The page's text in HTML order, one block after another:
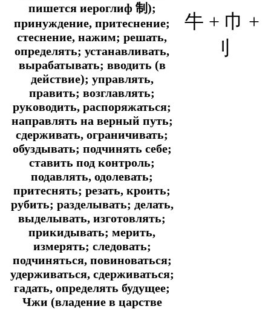
пишется иероглиф 制);
принуждение, притеснение;
стеснение, нажим; решать,
определять; устанавливать,
вырабатывать; вводить (в
действие); управлять,
править; возглавлять;
руководить, распоряжаться;
направлять на верный путь;
сдерживать, ограничивать;
обуздывать; подчинять себе;
ставить под контроль;
подавлять, одолевать;
притеснять; резать, кроить;
рубить; разделывать; делать,
выделывать, изготовлять;
прикидывать; мерить,
измерять; следовать;
подчиняться, повиноваться;
удерживаться, сдерживаться;
гадать, определять будущее;
Чжи (владение в царстве
牛 + 巾 +
刂